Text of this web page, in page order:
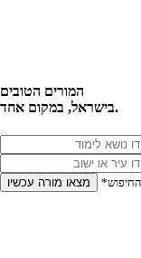
המורים הטובים
בישראל, במקום אחד.
מצאו מורה עכשיו